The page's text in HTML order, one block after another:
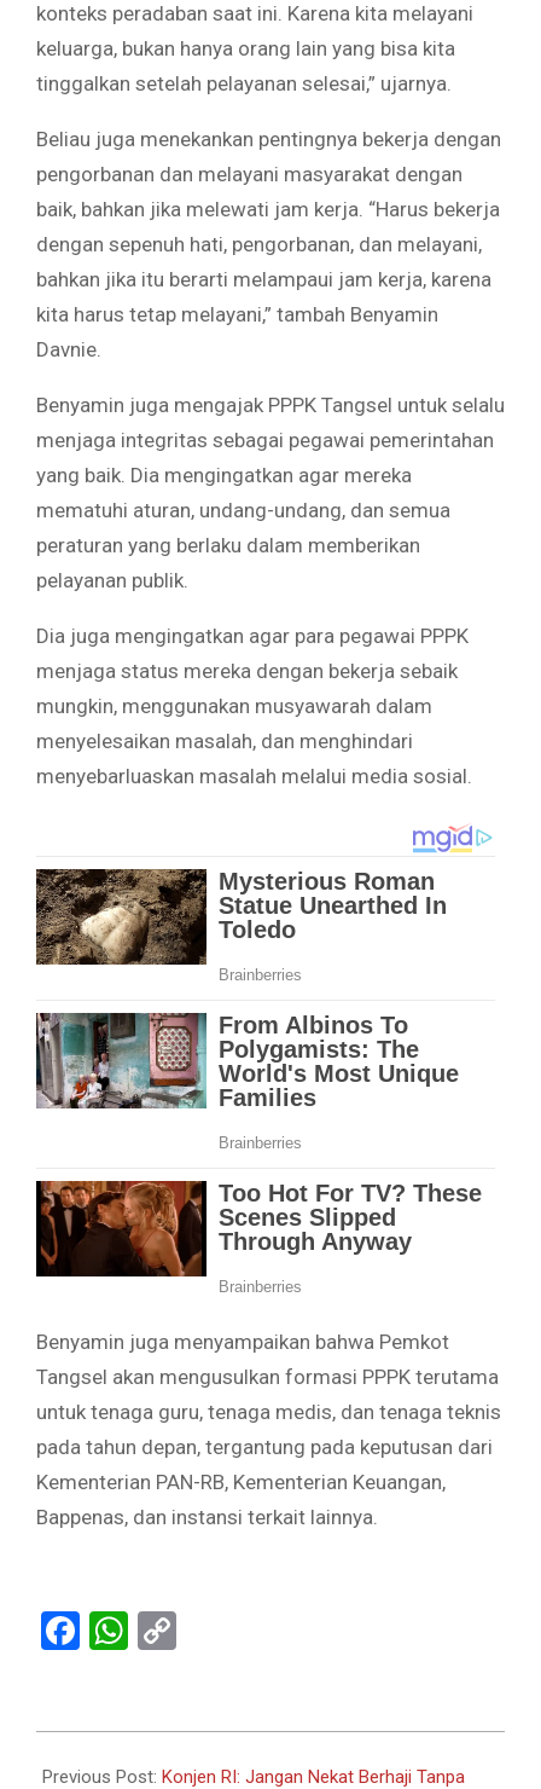
konteks peradaban saat ini. Karena kita melayani
keluarga, bukan hanya orang lain yang bisa kita
tinggalkan setelah pelayanan selesai,” ujarnya.
Beliau juga menekankan pentingnya bekerja dengan
pengorbanan dan melayani masyarakat dengan
baik, bahkan jika melewati jam kerja. “Harus bekerja
dengan sepenuh hati, pengorbanan, dan melayani,
bahkan jika itu berarti melampaui jam kerja, karena
kita harus tetap melayani,” tambah Benyamin
Davnie.
Benyamin juga mengajak PPPK Tangsel untuk selalu
menjaga integritas sebagai pegawai pemerintahan
yang baik. Dia mengingatkan agar mereka
mematuhi aturan, undang-undang, dan semua
peraturan yang berlaku dalam memberikan
pelayanan publik.
Dia juga mengingatkan agar para pegawai PPPK
menjaga status mereka dengan bekerja sebaik
mungkin, menggunakan musyawarah dalam
menyelesaikan masalah, dan menghindari
menyebarluaskan masalah melalui media sosial.
Benyamin juga menyampaikan bahwa Pemkot
Tangsel akan mengusulkan formasi PPPK terutama
untuk tenaga guru, tenaga medis, dan tenaga teknis
pada tahun depan, tergantung pada keputusan dari
Kementerian PAN-RB, Kementerian Keuangan,
Bappenas, dan instansi terkait lainnya.
Facebook
WhatsApp
06-
Previous Post: Konjen RI: Jangan Nekat Berhaji Tanpa